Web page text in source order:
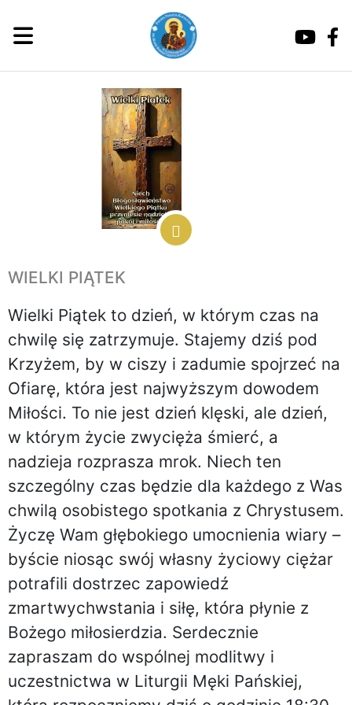
WIELKI PIĄTEK
Wielki Piątek to dzień, w którym czas na
chwilę się zatrzymuje. Stajemy dziś pod
Krzyżem, by w ciszy i zadumie spojrzeć na
Ofiarę, która jest najwyższym dowodem
Miłości. To nie jest dzień klęski, ale dzień,
w którym życie zwycięża śmierć, a
nadzieja rozprasza mrok. Niech ten
szczególny czas będzie dla każdego z Was
chwilą osobistego spotkania z Chrystusem.
Życzę Wam głębokiego umocnienia wiary –
byście niosąc swój własny życiowy ciężar
potrafili dostrzec zapowiedź
zmartwychwstania i siłę, która płynie z
Bożego miłosierdzia. Serdecznie
zapraszam do wspólnej modlitwy i
uczestnictwa w Liturgii Męki Pańskiej,